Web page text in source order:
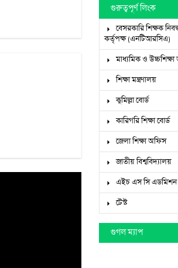
গুরুত্বপূর্ণ লিংক
বেসরকারি শিক্ষক
কর্তৃপক্ষ (এনটিআরসিএ)
মাধ্যমিক ও উচ্চশিক্ষা
শিক্ষা মন্ত্রণালয়
কুমিল্লা বোর্ড
কারিগরি শিক্ষা বোর্ড
জেলা শিক্ষা অফিস
জাতীয় বিশ্ববিদ্যালয়
এইচ এস সি এডমিশন
টেস্ট
গুগল ম্যাপ